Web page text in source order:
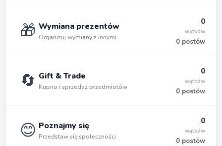
🎁 Wymiana prezentów
Organizuj wymiany z innymi
0
wątków
0 postów
🔄 Gift & Trade
Kupno i sprzedaż przedmiotów
0
wątków
0 postów
😊 Poznajmy się
Przedstaw się społeczności
0
wątków
0 postów